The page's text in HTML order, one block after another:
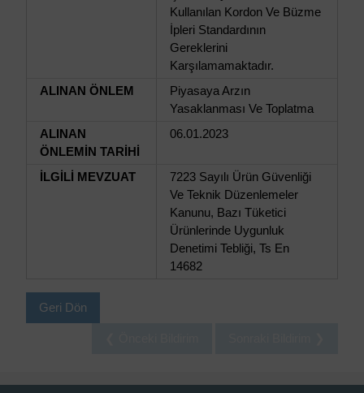
Kullanılan Kordon Ve Büzme
İpleri Standardının
Gereklerini
Karşılamamaktadır.
ALINAN ÖNLEM
Piyasaya Arzın
Yasaklanması Ve Toplatma
ALINAN
ÖNLEMİN TARİHİ
06.01.2023
İLGİLİ MEVZUAT
7223 Sayılı Ürün Güvenliği
Ve Teknik Düzenlemeler
Kanunu, Bazı Tüketici
Ürünlerinde Uygunluk
Denetimi Tebliği, Ts En
14682
Geri Dön